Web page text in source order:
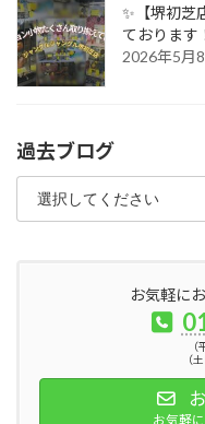
✨【堺初芝
ております
2026年5月
過去ブログ
お気軽に
（
お気軽